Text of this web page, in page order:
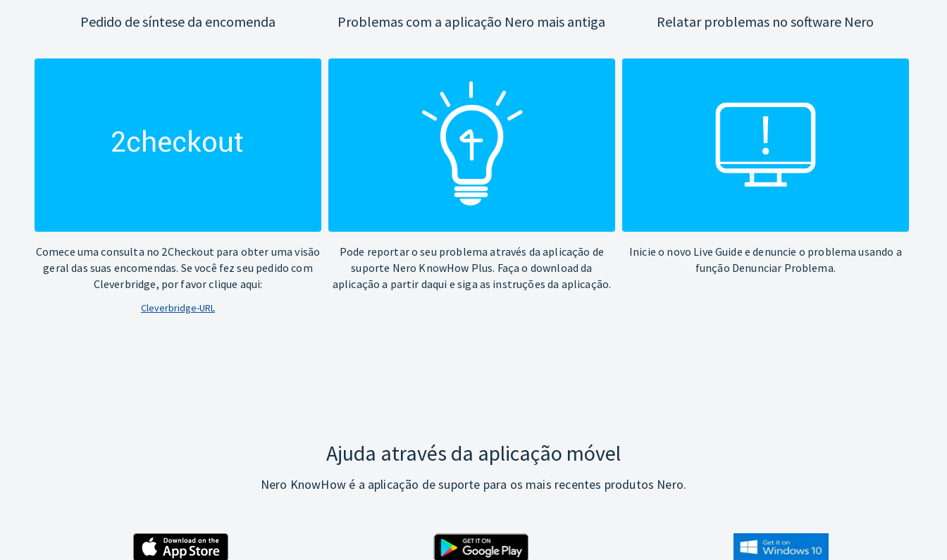
Pedido de síntese da encomenda
Comece uma consulta no 2Checkout para obter uma visão
geral das suas encomendas. Se você fez seu pedido com
Cleverbridge, por favor clique aqui:
Cleverbridge-URL
Problemas com a aplicação Nero mais antiga
Pode reportar o seu problema através da aplicação de
suporte Nero KnowHow Plus. Faça o download da
aplicação a partir daqui e siga as instruções da aplicação.
Relatar problemas no software Nero
Inicie o novo Live Guide e denuncie o problema usando a
função Denunciar Problema.
Ajuda através da aplicação móvel
Nero KnowHow é a aplicação de suporte para os mais recentes produtos Nero.